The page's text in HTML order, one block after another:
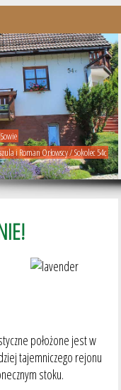
i Roman Orłowscy / Sokolec 54c
położone jest w
tajemniczego rejonu
stoku.